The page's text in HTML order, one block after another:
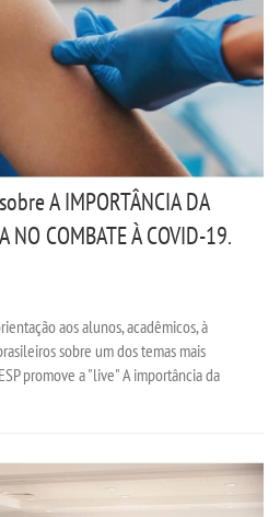
A IMPORTÂNCIA DA
NO COMBATE À COVID-19.
aos alunos, acadêmicos, à
sobre um dos temas mais
promove a "live" A importância da